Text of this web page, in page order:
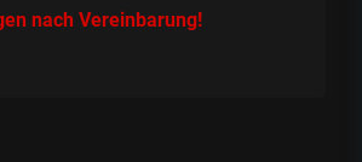
nach Vereinbarung!